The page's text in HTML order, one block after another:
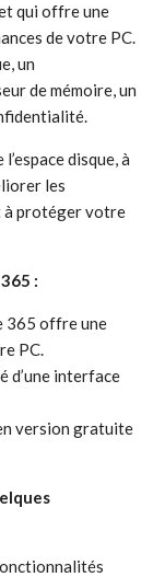
qui offre une
de votre PC.
un
de mémoire, un
disque, à
les
à protéger votre
:
365 offre une
PC.
d’une interface
version gratuite